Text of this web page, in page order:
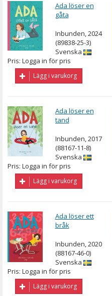
Ada löser en
gåta
Inbunden, 2024
(89838-25-3)
Svenska
Pris: Logga in för pris
Lägg i varukorg
Ada löser en
tand
Inbunden, 2017
(88167-11-8)
Svenska
Pris: Logga in för pris
Lägg i varukorg
Ada löser ett
bråk
Inbunden, 2020
(88167-46-0)
Svenska
Pris: Logga in för pris
Lägg i varukorg